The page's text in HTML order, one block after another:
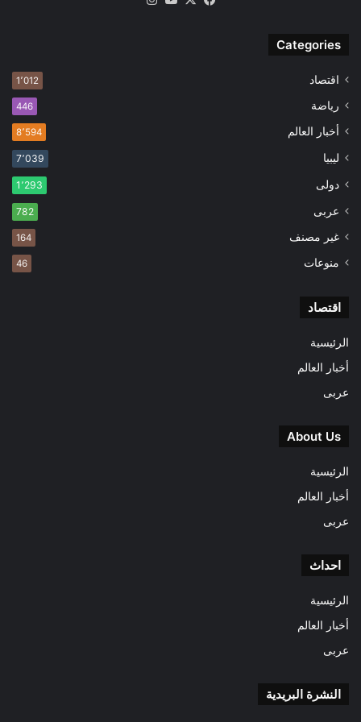
Categories
اقتصاد 1٬012
رياضة 446
أخبار العالم 8٬594
ليبيا 7٬039
دولى 1٬293
عربى 782
غير مصنف 164
منوعات 46
اقتصاد
الرئيسية
أخبار العالم
عربى
About Us
الرئيسية
أخبار العالم
عربى
احداث
الرئيسية
أخبار العالم
عربى
النشرة البريدية